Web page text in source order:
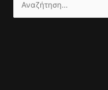
Αναζήτηση
για: